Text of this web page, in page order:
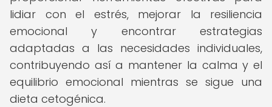
lidiar con el estrés, mejorar la resiliencia
emocional y encontrar estrategias
adaptadas a las necesidades individuales,
contribuyendo así a mantener la calma y el
equilibrio emocional mientras se sigue una
dieta cetogénica.